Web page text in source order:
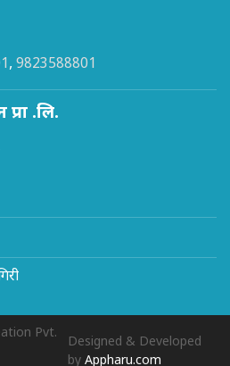
, 9823588801
.लि.
Pvt.
Designed & Developed
byAppharu.com